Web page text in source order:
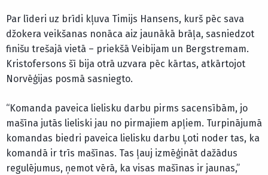
Par līderi uz brīdi kļuva Timijs Hansens, kurš pēc sava
džokera veikšanas nonāca aiz jaunākā brāļa, sasniedzot
finišu trešajā vietā – priekšā Veibijam un Bergstremam.
Kristofersons šī bija otrā uzvara pēc kārtas, atkārtojot
Norvēģijas posmā sasniegto.
“Komanda paveica lielisku darbu pirms sacensībām, jo
mašīna jutās lieliski jau no pirmajiem apļiem. Turpinājumā
komandas biedri paveica lielisku darbu Ļoti noder tas, ka
komandā ir trīs mašīnas. Tas ļauj izmēģināt dažādus
regulējumus, ņemot vērā, ka visas mašīnas ir jaunas,”